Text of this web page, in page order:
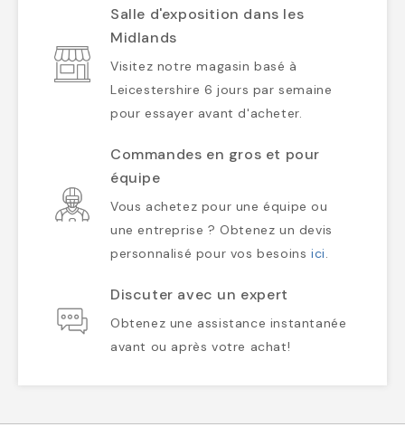
Salle d'exposition dans les
Midlands
Visitez notre magasin basé à
Leicestershire 6 jours par semaine
pour essayer avant d'acheter.
Commandes en gros et pour
équipe
Vous achetez pour une équipe ou
une entreprise ? Obtenez un devis
personnalisé pour vos besoinsici.
Discuter avec un expert
Obtenez une assistance instantanée
avant ou après votre achat!